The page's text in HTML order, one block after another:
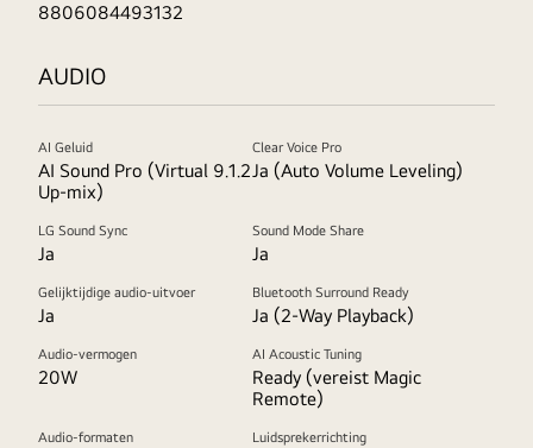
8806084493132
AUDIO
AI Geluid
AI Sound Pro (Virtual 9.1.2
Up-mix)
Clear Voice Pro
Ja (Auto Volume Leveling)
LG Sound Sync
Ja
Sound Mode Share
Ja
Gelijktijdige audio-uitvoer
Ja
Bluetooth Surround Ready
Ja (2-Way Playback)
Audio-vermogen
20W
AI Acoustic Tuning
Ready (vereist Magic
Remote)
Audio-formaten Luidsprekerrichting